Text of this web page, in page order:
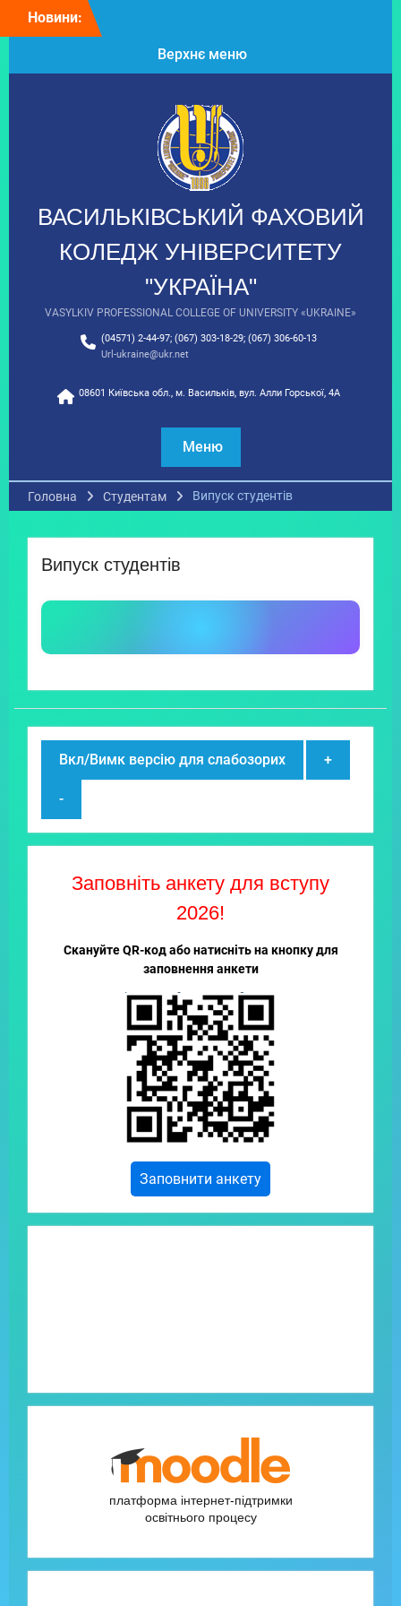
Новини:
фахового коледжу щиро
вітає президента
Таланчука Петра
Михайловича з Днем
народження!
Вітаємо з Днем
вишиванки!
майбутнє!
З Днем Української
Державності!
Верхнє меню
ВАСИЛЬКІВСЬКИЙ ФАХОВИЙ
КОЛЕДЖ УНІВЕРСИТЕТУ
"УКРАЇНА"
VASYLKIV PROFESSIONAL COLLEGE OF UNIVERSITY «UKRAINE»
(04571) 2-44-97; (067) 303-18-29; (067) 306-60-13
Url-ukraine@ukr.net
08601 Київська обл., м. Васильків, вул. Алли Горської, 4А
Меню
Головна Студентам Випуск студентів
Випуск студентів
Вкл/Вимк версію для слабозорих +
-
Заповніть анкету для вступу
2026!
Скануйте QR-код або натисніть на кнопку для
заповнення анкети
Заповнити анкету
платформа інтернет-підтримки
освітнього процесу